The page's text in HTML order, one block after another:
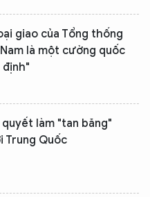
giao của Tổng thống
là một cường quốc
định"
làm "tan băng"
Trung Quốc